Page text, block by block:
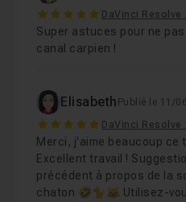
5 DaVinci
Super astuces pour ne
canal carpien !
Elisabeth Publié le 11/
5 DaVinci
Merci, j'aime beaucoup ce
Excellent travail !
précédent à propos de la
chaton 🤣🐈😹 Utilisez-